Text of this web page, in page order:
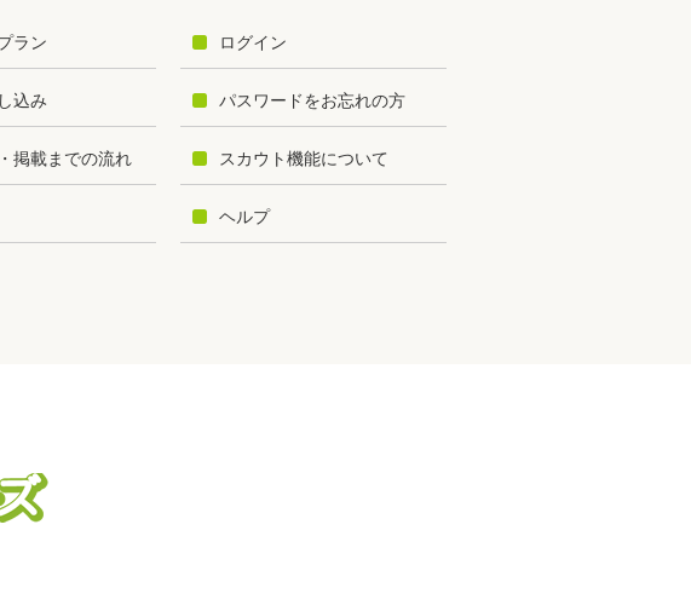
ラン ログイン
込み パスワードをお忘れの方
掲載までの流れ スカウト機能について
ヘルプ